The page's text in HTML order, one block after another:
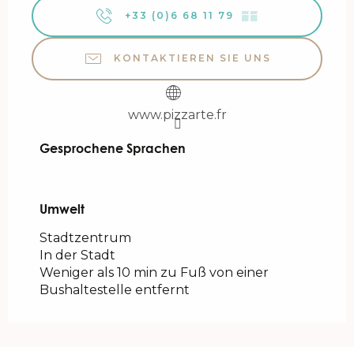
+33 (0)6 68 11 79 ▒▒
KONTAKTIEREN SIE UNS
www.pizzarte.fr
Gesprochene Sprachen
Gesprochene Sprachen
Umwelt
Umwelt
Stadtzentrum
In der Stadt
Weniger als 10 min zu Fuß von einer
Bushaltestelle entfernt